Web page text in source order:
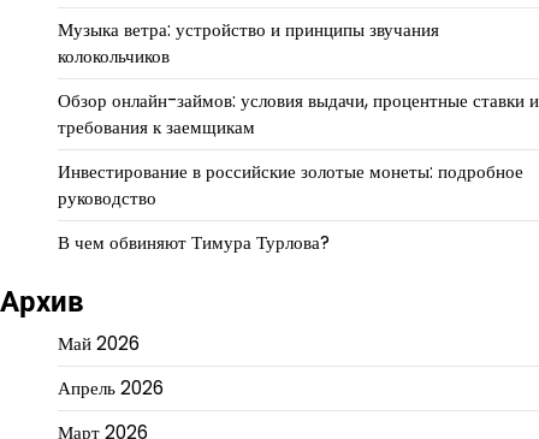
Музыка ветра: устройство и принципы звучания
колокольчиков
Обзор онлайн-займов: условия выдачи, процентные ставки и
требования к заемщикам
Инвестирование в российские золотые монеты: подробное
руководство
В чем обвиняют Тимура Турлова?
Архив
Май 2026
Апрель 2026
Март 2026